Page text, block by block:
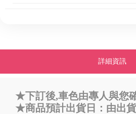
詳細資訊
★下訂後,車色由專人與您
★商品預計出貨日：由出